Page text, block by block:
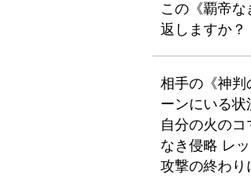
この《覇帝
返しますか？
相手の《神判
ーンにいる状
自分の火の
なき侵略 レ
攻撃の終わり